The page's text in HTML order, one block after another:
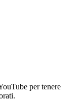
per tenere